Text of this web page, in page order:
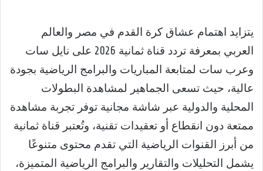
يتزايد اهتمام عشاق كرة القدم في مصر والعالم
العربي بمعرفة تردد قناة ثمانية 2026 على نايل سات
وعرب سات لمتابعة المباريات والبرامج الرياضية بجودة
عالية، حيث تسعى الجماهير لمشاهدة البطولات
المحلية والدولية عبر شاشة مجانية توفر تجربة مشاهدة
ممتعة دون انقطاع أو تعقيدات تقنية، وتُعتبر قناة ثمانية
من أبرز القنوات الرياضية التي تقدم محتوى متنوعًا
يشمل التحليلات والتقارير والبرامج الرياضية المتميزة،